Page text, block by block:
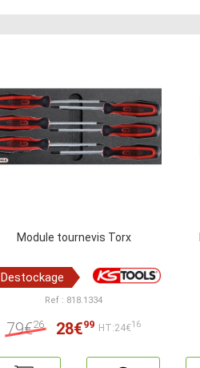
Module tournevis Torx
Destockage
Ref : 818.1334
79€26 28€99 HT:24€16